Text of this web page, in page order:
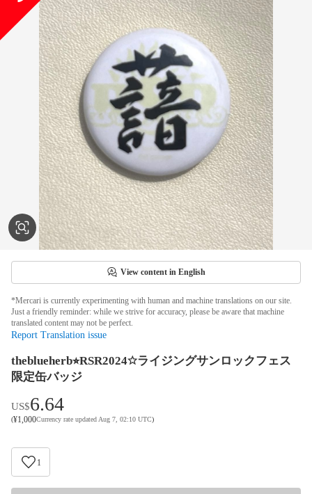
View content in English
*Mercari is currently experimenting with human and machine translations on our site.
Just a friendly reminder: while we strive for accuracy, please be aware that machine
translated content may not be perfect.
Report Translation issue
theblueherb⭐︎RSR2024☆ライジングサンロックフェス
限定缶バッジ
US$6.64
(¥1,000Currency rate updated Aug 7, 02:10 UTC)
1